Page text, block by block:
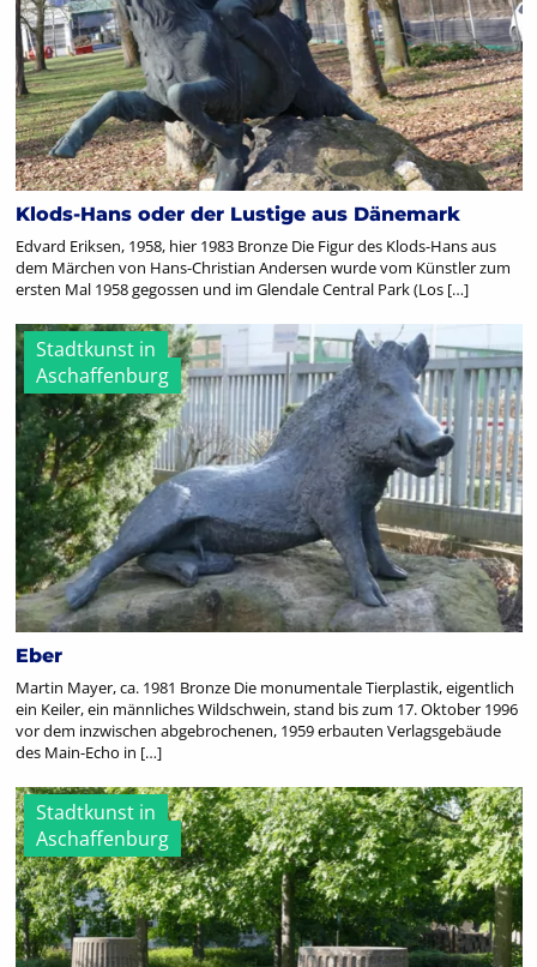
Klods-Hans oder der Lustige aus Dänemark
Edvard Eriksen, 1958, hier 1983 Bronze Die Figur des Klods-Hans aus
dem Märchen von Hans-Christian Andersen wurde vom Künstler zum
ersten Mal 1958 gegossen und im Glendale Central Park (Los […]
Stadtkunst in
Aschaffenburg
Eber
Martin Mayer, ca. 1981 Bronze Die monumentale Tierplastik, eigentlich
ein Keiler, ein männliches Wildschwein, stand bis zum 17. Oktober 1996
vor dem inzwischen abgebrochenen, 1959 erbauten Verlagsgebäude
des Main-Echo in […]
Stadtkunst in
Aschaffenburg